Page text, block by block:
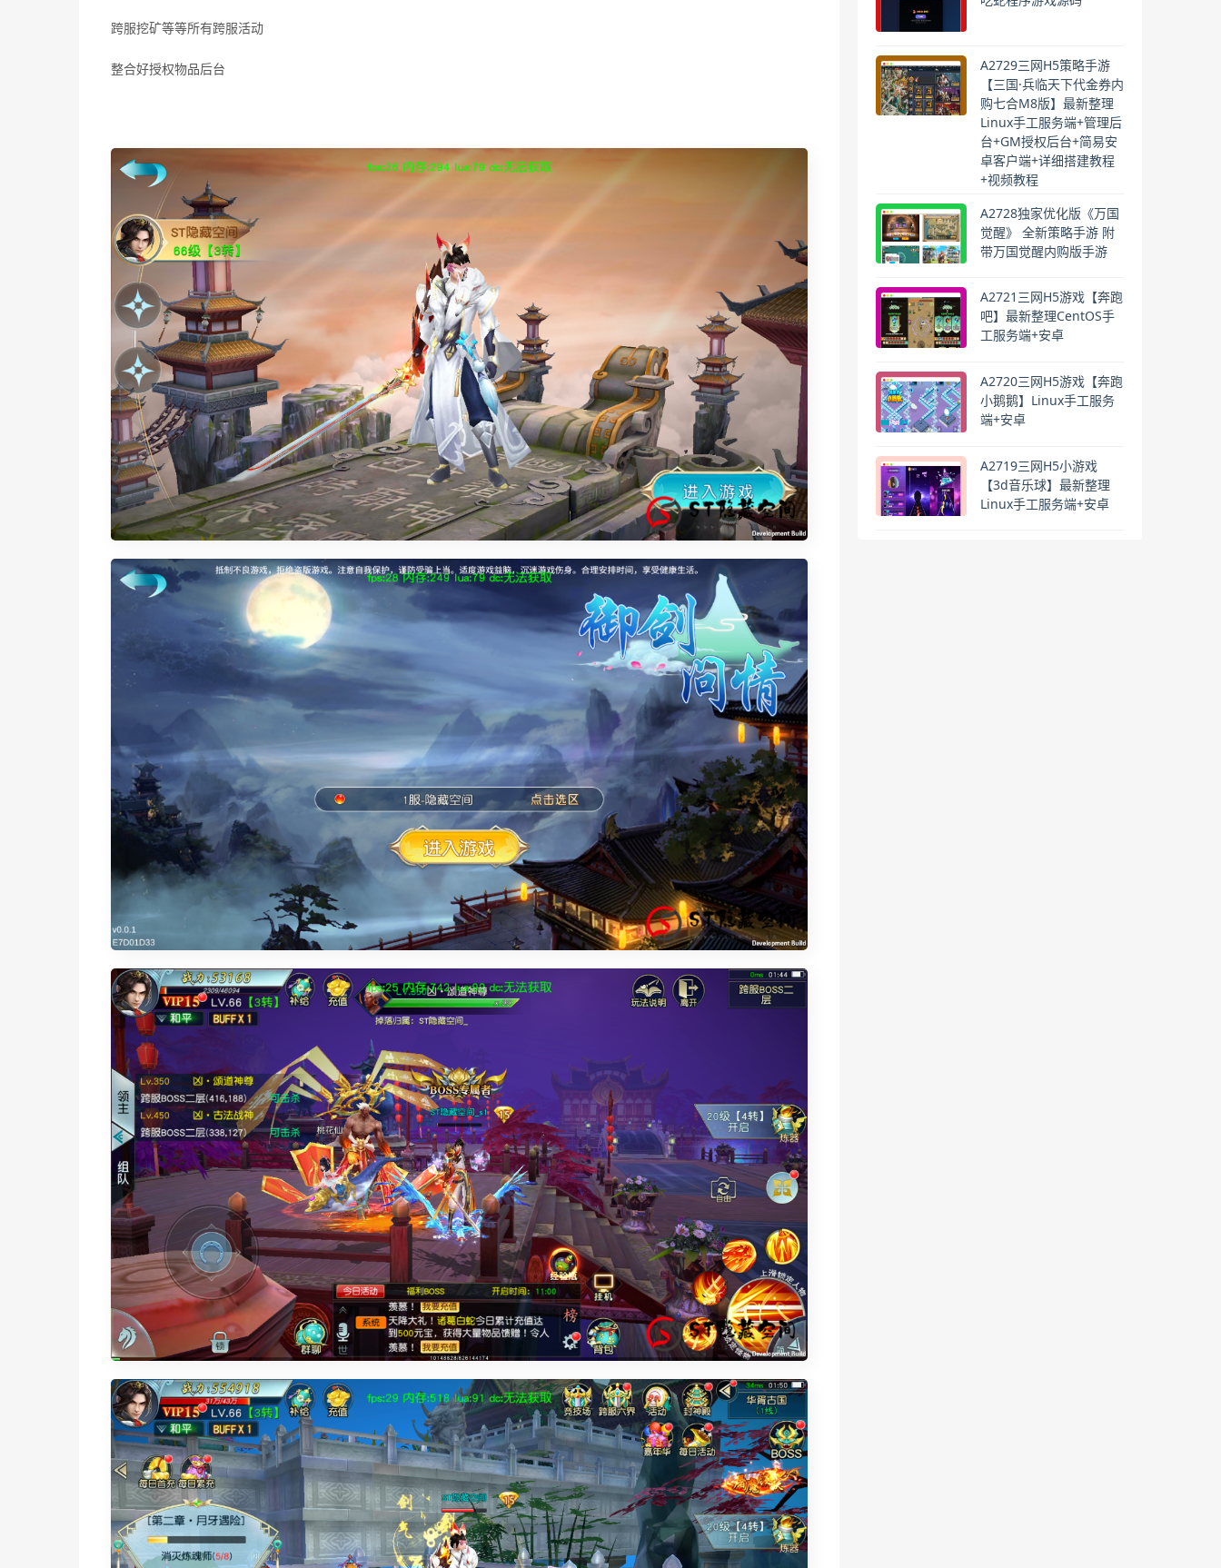
跨服挖矿等等所有跨服活动
整合好授权物品后台
A2729三网H5策略手游
【三国·兵临天下代金券内
购七合M8版】最新整理
Linux手工服务端+管理后
台+GM授权后台+简易安
卓客户端+详细搭建教程
+视频教程
A2728独家优化版《万国
觉醒》 全新策略手游 附
带万国觉醒内购版手游
A2721三网H5游戏【奔跑
吧】最新整理CentOS手
工服务端+安卓
A2720三网H5游戏【奔跑
小鹅鹅】Linux手工服务
端+安卓
A2719三网H5小游戏
【3d音乐球】最新整理
Linux手工服务端+安卓